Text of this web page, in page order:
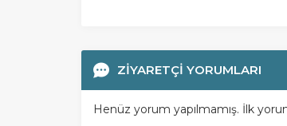
ZİYARETÇİ YORUMLARI
Henüz yorum yapılmamış. İlk